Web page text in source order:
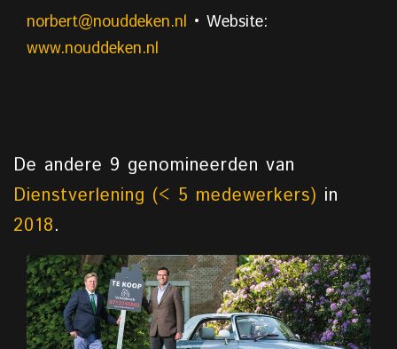
norbert@nouddeken.nl • Website:
www.nouddeken.nl
De andere 9 genomineerden van
Dienstverlening (< 5 medewerkers) in
2018.